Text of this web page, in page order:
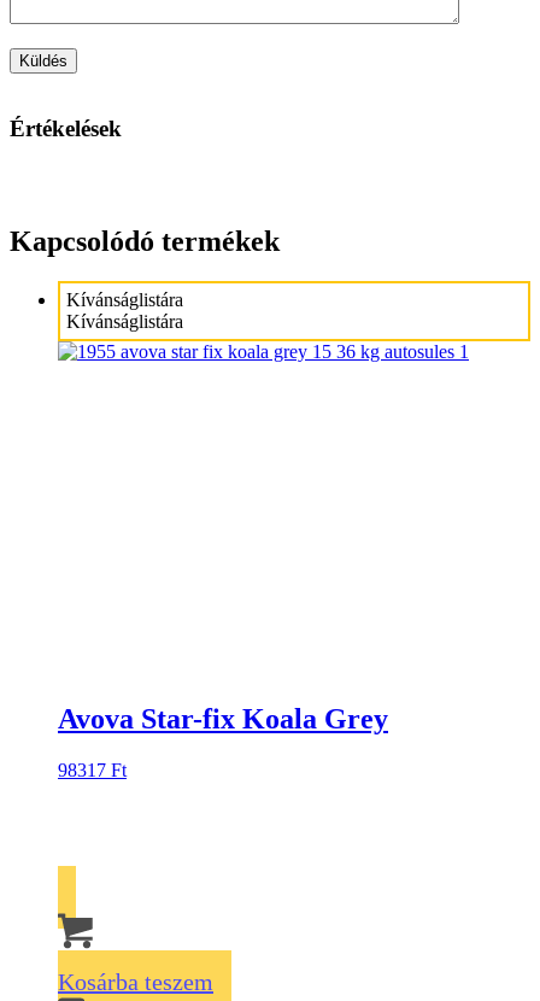
Értékelések
Kapcsolódó termékek
Kívánságlistára
Kívánságlistára
Avova Star-fix Koala Grey
98317 Ft
Kosárba teszem